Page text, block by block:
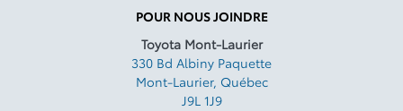
POUR NOUS JOINDRE
Toyota Mont-Laurier
330 Bd Albiny Paquette
Mont-Laurier, Québec
J9L 1J9